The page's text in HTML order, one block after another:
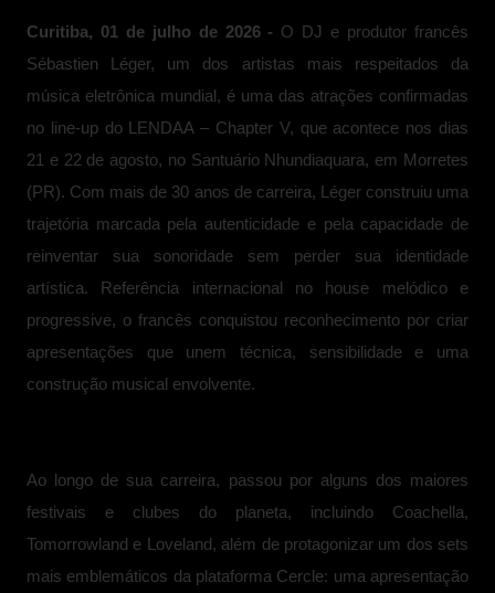
Curitiba, 01 de julho de 2026 - O DJ e produtor francês
Sébastien Léger, um dos artistas mais respeitados da
música eletrônica mundial, é uma das atrações confirmadas
no line-up do LENDAA – Chapter V, que acontece nos dias
21 e 22 de agosto, no Santuário Nhundiaquara, em Morretes
(PR). Com mais de 30 anos de carreira, Léger construiu uma
trajetória marcada pela autenticidade e pela capacidade de
reinventar sua sonoridade sem perder sua identidade
artística. Referência internacional no house melódico e
progressive, o francês conquistou reconhecimento por criar
apresentações que unem técnica, sensibilidade e uma
construção musical envolvente.
Ao longo de sua carreira, passou por alguns dos maiores
festivais e clubes do planeta, incluindo Coachella,
Tomorrowland e Loveland, além de protagonizar um dos sets
mais emblemáticos da plataforma Cercle: uma apresentação